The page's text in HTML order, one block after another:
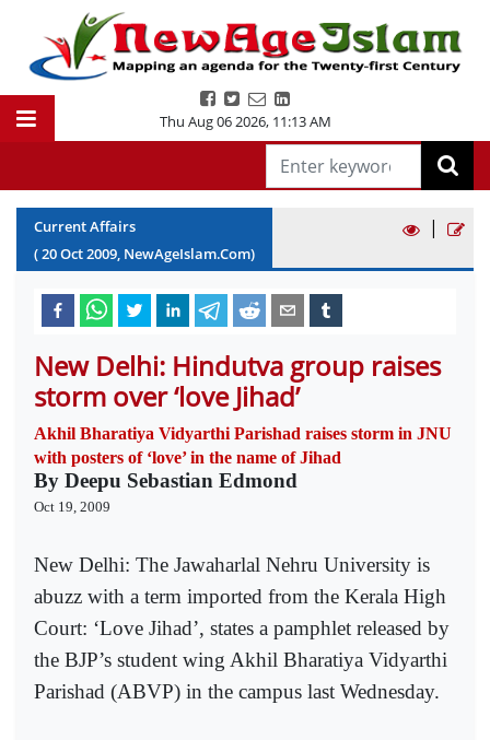
Thu Aug 06 2026, 11:13 AM
Current Affairs
(20Oct2009, NewAgeIslam.Com)
|
New Delhi: Hindutva group raises
storm over ‘love Jihad’
Akhil Bharatiya Vidyarthi Parishad raises storm in JNU
with posters of ‘love’ in the name of Jihad
By Deepu Sebastian Edmond
Oct 19, 2009
New Delhi: The Jawaharlal Nehru University is
abuzz with a term imported from the Kerala High
Court: ‘Love Jihad’, states a pamphlet released by
the BJP’s student wing Akhil Bharatiya Vidyarthi
Parishad (ABVP) in the campus last Wednesday.